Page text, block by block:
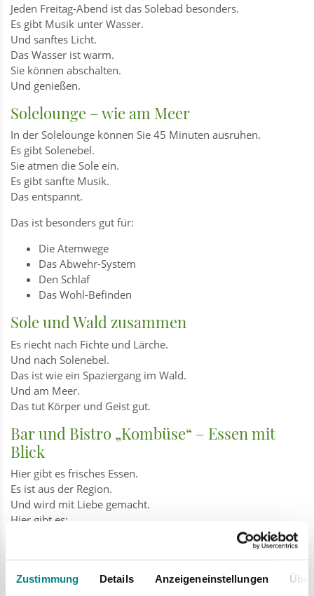
Zustimmung Details Anzeigeneinstellungen
Jeden Freitag-Abend ist das Solebad besonders.
Es gibt Musik unter Wasser.
Und sanftes Licht.
Das Wasser ist warm.
Sie können abschalten.
Und genießen.
Solelounge – wie am Meer
In der Solelounge können Sie 45 Minuten ausruhen.
Es gibt Solenebel.
Sie atmen die Sole ein.
Es gibt sanfte Musik.
Das entspannt.
Das ist besonders gut für:
Die Atemwege
Das Abwehr-System
Den Schlaf
Das Wohl-Befinden
Sole und Wald zusammen
Es riecht nach Fichte und Lärche.
Und nach Solenebel.
Das ist wie ein Spaziergang im Wald.
Und am Meer.
Das tut Körper und Geist gut.
Bar und Bistro „Kombüse“ – Essen mit
Blick
Hier gibt es frisches Essen.
Es ist aus der Region.
Und wird mit Liebe gemacht.
Hier gibt es:
Jeden Tag ein anderes Mittagessen
Kaffee und selbst gemachten Kuchen